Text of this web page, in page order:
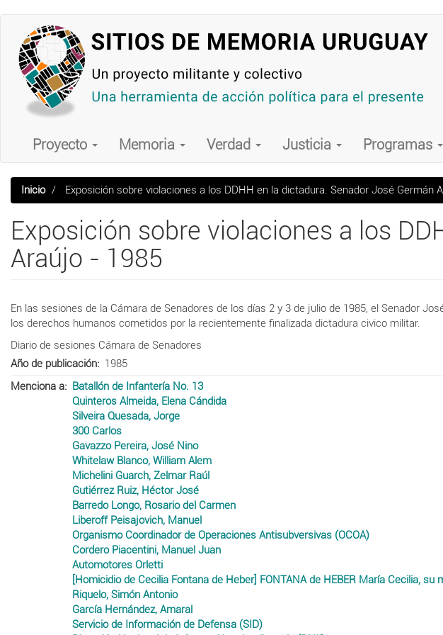
contenido
principal
Main
navigation
Proyecto Memoria Verdad Justicia Programas
Inicio Exposición sobre violaciones a los DDHH en la dictadura. Senador José Germán
Exposición sobre violaciones a los
Araújo - 1985
En las sesiones de la Cámara de Senadores de los días 2 y 3 de julio de 1985, el Senador
los derechos humanos cometidos por la recientemente finalizada dictadura civico militar.
Diario de sesiones Cámara de Senadores
Año de publicación
1985
Menciona a
Batallón de Infantería No. 13
Quinteros Almeida, Elena Cándida
Silveira Quesada, Jorge
300 Carlos
Gavazzo Pereira, José Nino
Whitelaw Blanco, William Alem
Michelini Guarch, Zelmar Raúl
Gutiérrez Ruiz, Héctor José
Barredo Longo, Rosario del Carmen
Liberoff Peisajovich, Manuel
Organismo Coordinador de Operaciones Antisubversivas (OCOA)
Cordero Piacentini, Manuel Juan
Automotores Orletti
[Homicidio de Cecilia Fontana de Heber] FONTANA de HEBER María Cecilia, su
Riquelo, Simón Antonio
García Hernández, Amaral
Servicio de Información de Defensa (SID)